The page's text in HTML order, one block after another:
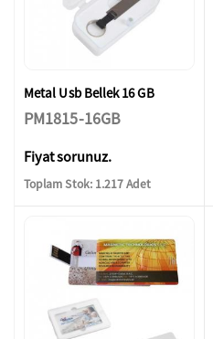
Metal Usb Bellek 16 GB
PM1815-16GB
Fiyat sorunuz.
Toplam Stok: 1.217 Adet